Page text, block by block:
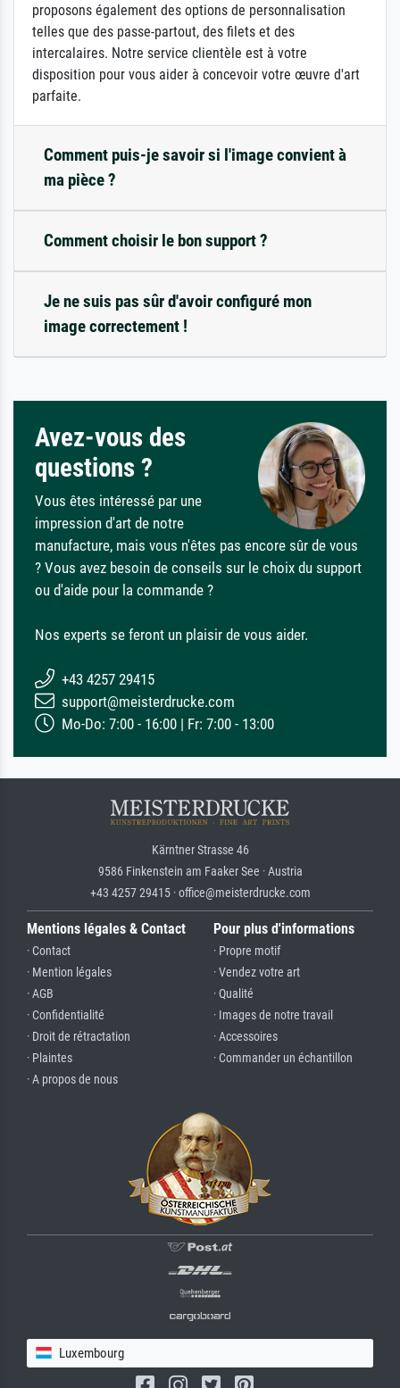
proposons également des options de personnalisation
telles que des passe-partout, des filets et des
intercalaires. Notre service clientèle est à votre
disposition pour vous aider à concevoir votre œuvre d'art
parfaite.
Comment puis-je savoir si l'image convient à
ma pièce ?
Comment choisir le bon support ?
Je ne suis pas sûr d'avoir configuré mon
image correctement !
Avez-vous des
questions ?
Vous êtes intéressé par une
impression d'art de notre
manufacture, mais vous n'êtes pas encore sûr de vous
? Vous avez besoin de conseils sur le choix du support
ou d'aide pour la commande ?
Nos experts se feront un plaisir de vous aider.
+43 4257 29415
support@meisterdrucke.com
Mo-Do: 7:00 - 16:00 | Fr: 7:00 - 13:00
Kärntner Strasse 46
9586 Finkenstein am Faaker See · Austria
+43 4257 29415 · office@meisterdrucke.com
Mentions légales & Contact
· Contact
· Mention légales
· AGB
· Confidentialité
· Droit de rétractation
· Plaintes
· A propos de nous
Pour plus d'informations
· Propre motif
· Vendez votre art
· Qualité
· Images de notre travail
· Accessoires
· Commander un échantillon
Luxembourg